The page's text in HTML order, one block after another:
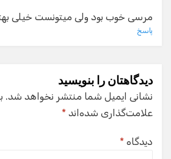
مرسی خوب بود ولی میتونست خیلی
پاسخ
دیدگاهتان را بنویسید
نشانی ایمیل شما منتشر نخواهد شد.
علامت‌گذاری شده‌اند *
دیدگاه *